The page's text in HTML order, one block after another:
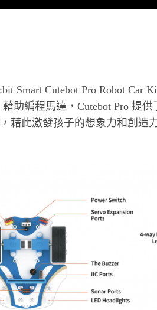
Smart Cutebot Pro Robot
助編程馬達，Cutebot Pro 提
藉此激發孩子的想象力和創造